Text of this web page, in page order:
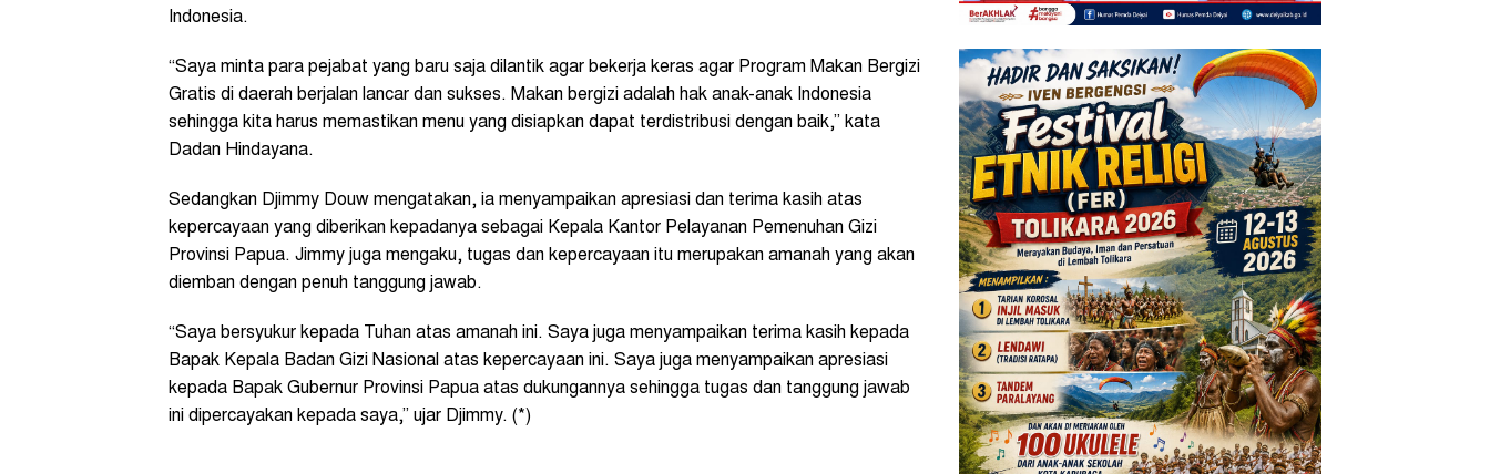
Indonesia.
“Saya minta para pejabat yang baru saja dilantik agar bekerja keras agar Program Makan Bergizi
Gratis di daerah berjalan lancar dan sukses. Makan bergizi adalah hak anak-anak Indonesia
sehingga kita harus memastikan menu yang disiapkan dapat terdistribusi dengan baik,” kata
Dadan Hindayana.
Sedangkan Djimmy Douw mengatakan, ia menyampaikan apresiasi dan terima kasih atas
kepercayaan yang diberikan kepadanya sebagai Kepala Kantor Pelayanan Pemenuhan Gizi
Provinsi Papua. Jimmy juga mengaku, tugas dan kepercayaan itu merupakan amanah yang akan
diemban dengan penuh tanggung jawab.
“Saya bersyukur kepada Tuhan atas amanah ini. Saya juga menyampaikan terima kasih kepada
Bapak Kepala Badan Gizi Nasional atas kepercayaan ini. Saya juga menyampaikan apresiasi
kepada Bapak Gubernur Provinsi Papua atas dukungannya sehingga tugas dan tanggung jawab
ini dipercayakan kepada saya,” ujar Djimmy. (*)